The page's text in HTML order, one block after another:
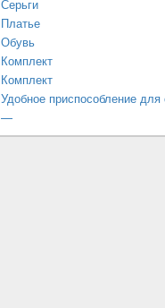
Серьги
Платье
Обувь
Комплект
Комплект
Удобное приспособление
—